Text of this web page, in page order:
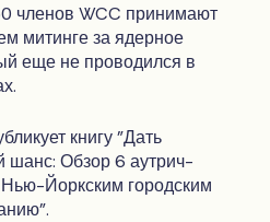
членов WCC принимают
митинге за ядерное
еще не проводился в
книгу "Дать
шанс: Обзор 6 аутрич-
Йоркским городским